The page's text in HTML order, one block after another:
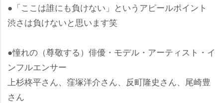
●「ここは誰にも負けない」というアピールポイント
渋さは負けないと思います笑
●憧れの（尊敬する）俳優・モデル・アーティスト・イ
ンフルエンサー
上杉柊平さん、窪塚洋介さん、反町隆史さん、尾崎豊
さん